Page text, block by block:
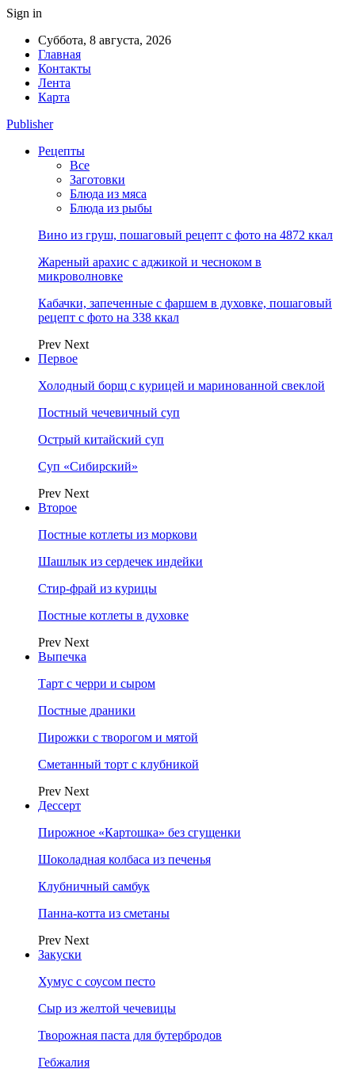
Sign in
Суббота, 8 августа, 2026
Главная
Контакты
Лента
Карта
Publisher
Рецепты
Все
Заготовки
Блюда из мяса
Блюда из рыбы
Вино из груш, пошаговый рецепт с фото на 4872 ккал
Жареный арахис с аджикой и чесноком в
микроволновке
Кабачки, запеченные с фаршем в духовке, пошаговый
рецепт с фото на 338 ккал
Prev Next
Первое
Холодный борщ с курицей и маринованной свеклой
Постный чечевичный суп
Острый китайский суп
Суп «Сибирский»
Prev Next
Второе
Постные котлеты из моркови
Шашлык из сердечек индейки
Стир-фрай из курицы
Постные котлеты в духовке
Prev Next
Выпечка
Тарт с черри и сыром
Постные драники
Пирожки с творогом и мятой
Сметанный торт с клубникой
Prev Next
Дессерт
Пирожное «Картошка» без сгущенки
Шоколадная колбаса из печенья
Клубничный самбук
Панна-котта из сметаны
Prev Next
Закуски
Хумус с соусом песто
Сыр из желтой чечевицы
Творожная паста для бутербродов
Гебжалия